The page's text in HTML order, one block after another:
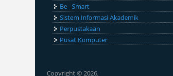
Be - Smart
Sistem Informasi Akademik
Perpustakaan
Pusat Komputer
Copyright © 2026,